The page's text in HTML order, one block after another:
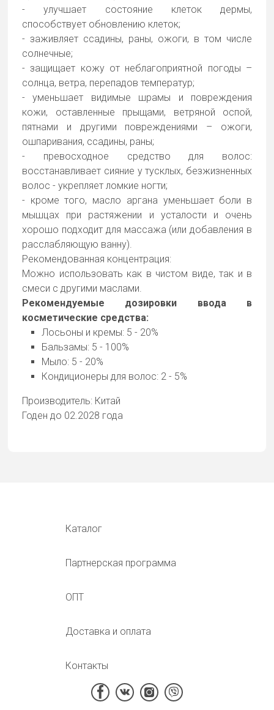
- улучшает состояние клеток дермы,
способствует обновлению клеток;
- заживляет ссадины, раны, ожоги, в том числе
солнечные;
- защищает кожу от неблагоприятной погоды –
солнца, ветра, перепадов температур;
- уменьшает видимые шрамы и повреждения
кожи, оставленные прыщами, ветряной оспой,
пятнами и другими повреждениями – ожоги,
ошпаривания, ссадины, раны;
- превосходное средство для волос:
восстанавливает сияние у тусклых, безжизненных
волос - укрепляет ломкие ногти;
- кроме того, масло аргана уменьшает боли в
мышцах при растяжении и усталости и очень
хорошо подходит для массажа (или добавления в
расслабляющую ванну).
Рекомендованная концентрация:
Можно использовать как в чистом виде, так и в
смеси с другими маслами.
Рекомендуемые дозировки ввода в
косметические средства:
Лосьоны и кремы: 5 - 20%
Бальзамы: 5 - 100%
Мыло: 5 - 20%
Кондиционеры для волос: 2 - 5%
Производитель: Китай
Годен до 02.2028 года
Каталог
Партнерская программа
ОПТ
Доставка и оплата
Контакты